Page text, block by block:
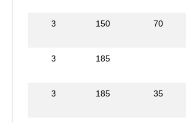
3 150 70
3 185
3 185 35